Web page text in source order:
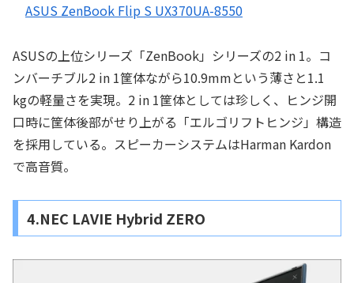
ASUS ZenBook Flip S UX370UA-8550
ASUSの上位シリーズ「ZenBook」シリーズの2 in 1。コ
ンバーチブル2 in 1筐体ながら10.9mmという薄さと1.1
kgの軽量さを実現。2 in 1筐体としては珍しく、ヒンジ開
口時に筐体後部がせり上がる「エルゴリフトヒンジ」構造
を採用している。スピーカーシステムはHarman Kardon
で高音質。
4.NEC LAVIE Hybrid ZERO